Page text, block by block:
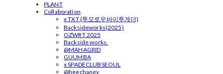
PLANT
Collaboration
x TXT (투모로우바이투게더)
Backsideworks(2025)
OZWRT 2025
Backside works.
@MAHAGRID
GUUMBA
x SPADECLUBSEOUL
@heechaney